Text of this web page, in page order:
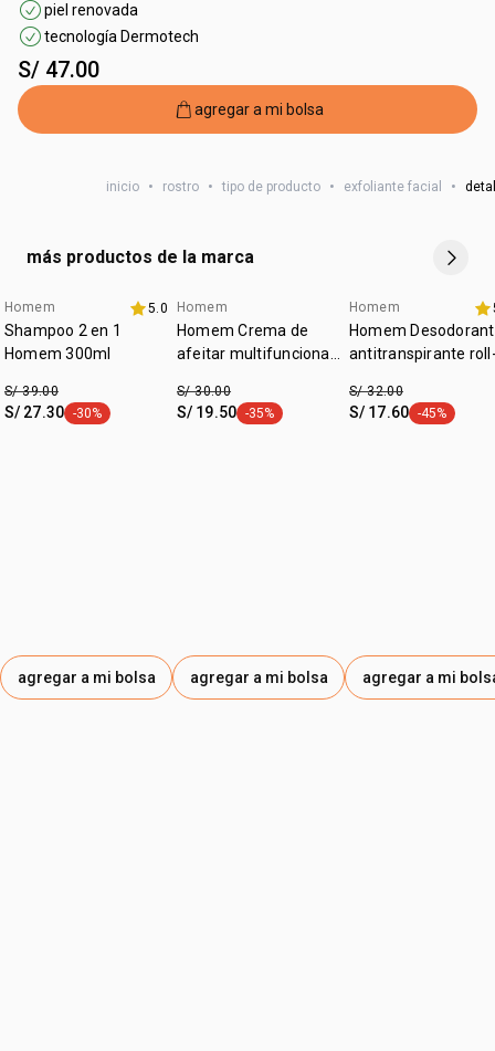
piel renovada
tecnología Dermotech
S/ 47.00
agregar a mi bolsa
inicio • rostro • tipo de producto • exfoliante facial •
más productos de la marca
-20% x s/139
Homem 5.0
Shampoo 2 en 1
Homem 300ml
S/ 39.00
S/ 27.30 etiqueta -30%
-30%
agregar a mi bolsa
-20% x s/139
Homem
Homem Crema de
afeitar multifuncional
S/ 30.00
S/ 19.50 etiqueta -35%
-35%
agregar a mi bolsa
-20% x s/139
Homem
Homem
antitranspirante
S/ 32.00
S/ 17.60 etiqueta -
-45%
agregar a mi